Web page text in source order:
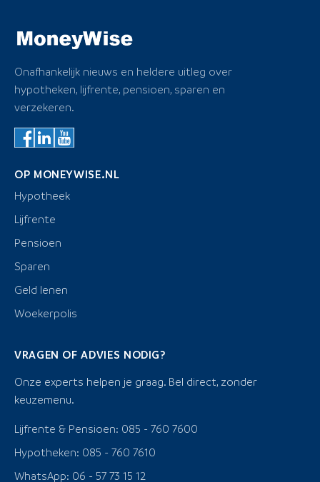
Onafhankelijk nieuws en heldere uitleg over
hypotheken, lijfrente, pensioen, sparen en
verzekeren.
OP MONEYWISE.NL
Hypotheek
Lijfrente
Pensioen
Sparen
Geld lenen
Woekerpolis
VRAGEN OF ADVIES NODIG?
Onze experts helpen je graag. Bel direct, zonder
keuzemenu.
Lijfrente & Pensioen: 085 - 760 7600
Hypotheken: 085 - 760 7610
WhatsApp: 06 - 57 73 15 12